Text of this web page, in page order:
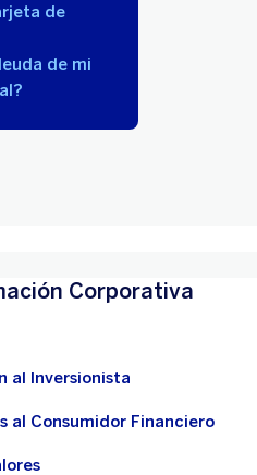
de
de mi
Corporativa
al Inversionista
al Consumidor Financiero